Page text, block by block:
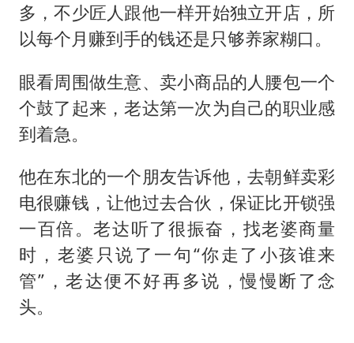
多，不少匠人跟他一样开始独立开店，所
以每个月赚到手的钱还是只够养家糊口。
眼看周围做生意、卖小商品的人腰包一个
个鼓了起来，老达第一次为自己的职业感
到着急。
他在东北的一个朋友告诉他，去朝鲜卖彩
电很赚钱，让他过去合伙，保证比开锁强
一百倍。老达听了很振奋，找老婆商量
时，老婆只说了一句“你走了小孩谁来
管”，老达便不好再多说，慢慢断了念
头。